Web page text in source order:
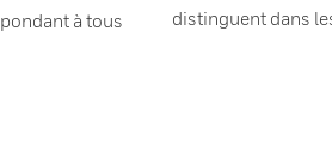
à tous
distinguent dans